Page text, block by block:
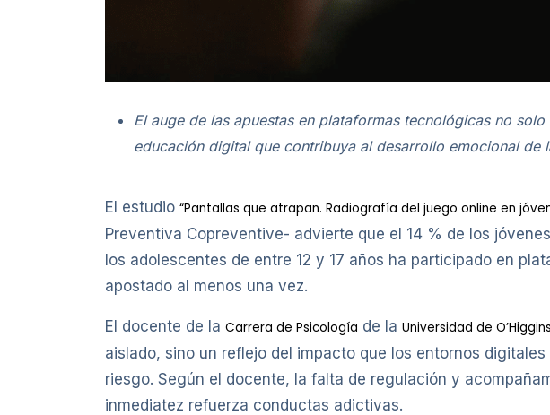
El auge de las apuestas en plataformas tecnológicas no
educación digital que contribuya al desarrollo emocional de
El estudio “Pantallas que atrapan. Radiografía del juego online en
Preventiva Copreventive- advierte que el 14 % de los
los adolescentes de entre 12 y 17 años ha participado en
apostado al menos una vez.
El docente de la Carrera de Psicología de la Universidad de O’Higgins
aislado, sino un reflejo del impacto que los entornos
riesgo. Según el docente, la falta de regulación y
inmediatez refuerza conductas adictivas.